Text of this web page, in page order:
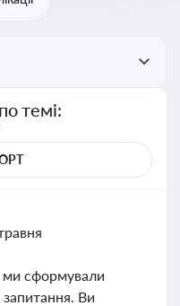
темі:
ми сформували
запитання. Ви